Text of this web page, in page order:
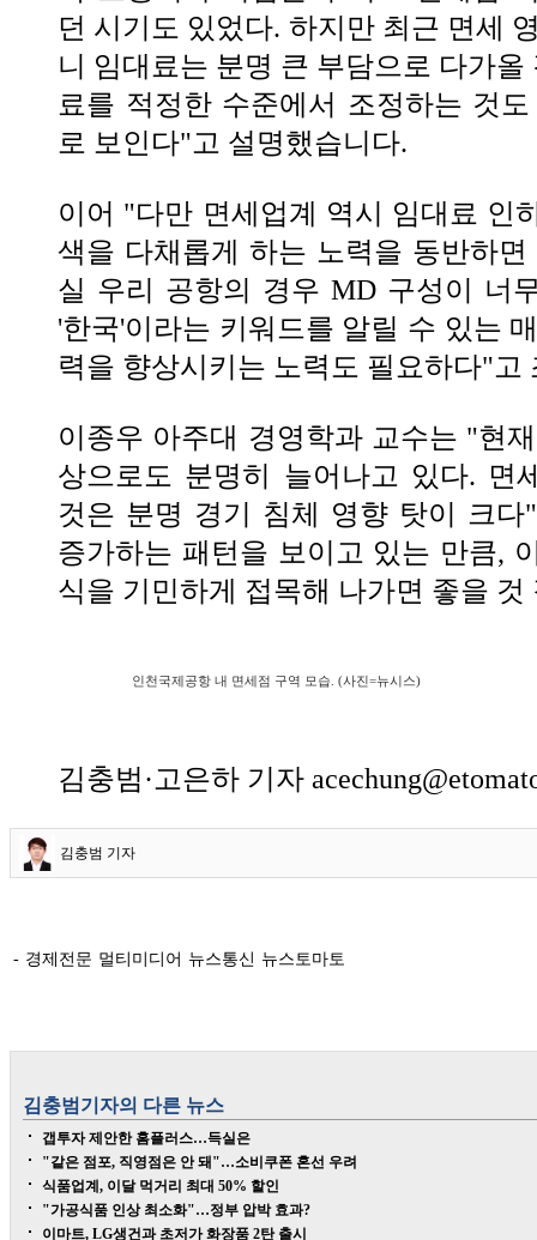
던 시기도 있었다. 하지만 최근 면세
니 임대료는 분명 큰 부담으로 다가
료를 적정한 수준에서 조정하는 것
로 보인다"고 설명했습니다.
이어 "다만 면세업계 역시 임대료 인
색을 다채롭게 하는 노력을 동반하
실 우리 공항의 경우 MD 구성이 너
'한국'이라는 키워드를 알릴 수 있는
력을 향상시키는 노력도 필요하다"
이종우 아주대 경영학과 교수는 "현
상으로도 분명히 늘어나고 있다. 면
것은 분명 경기 침체 영향 탓이 크
증가하는 패턴을 보이고 있는 만큼,
식을 기민하게 접목해 나가면 좋을
인천국제공항 내 면세점 구역 모습. (사진=뉴시스)
김충범·고은하 기자
김충범 기자
- 경제전문 멀티미디어 뉴스통신 뉴스토마토
김충범 기자의 다른 뉴스
갭투자 제안한 홈플러스…득실은
"같은 점포, 직영점은 안 돼"…소비쿠폰 혼선 우려
식품업계, 이달 먹거리 최대 50% 할인
"가공식품 인상 최소화"…정부 압박 효과?
이마트, LG생건과 초저가 화장품 2탄 출시